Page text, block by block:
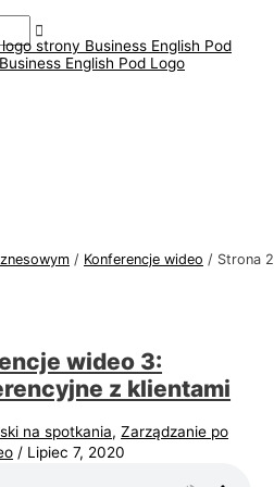
/ Konferencje wideo / Strona 2
wideo 3:
z klientami
na spotkania,Zarządzanie po
/ Lipiec 7, 2020